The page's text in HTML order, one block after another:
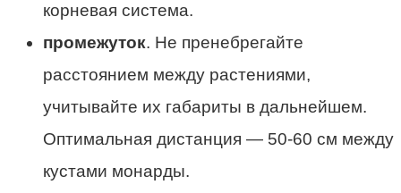
корневая система.
промежуток. Не пренебрегайте
расстоянием между растениями,
учитывайте их габариты в дальнейшем.
Оптимальная дистанция — 50-60 см между
кустами монарды.